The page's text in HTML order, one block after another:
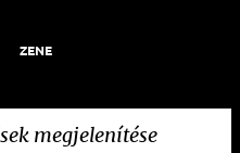
ZENE
megjelenítése